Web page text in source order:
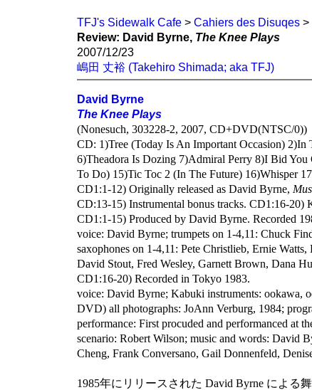
TFJ's Sidewalk Cafe> Cahiers des Disuqes>
Review: David Byrne, The Knee Plays
2007/12/23
嶋田 丈裕 (Takehiro Shimada; aka TFJ)
David Byrne
The Knee Plays
(Nonesuch, 303228-2, 2007, CD+DVD(NTSC/0))
CD: 1)Tree (Today Is An Important Occasion)
6)Theadora Is Dozing 7)Admiral Perry 8)I Bid
To Do) 15)Tic Toc 2 (In The Future) 16)Whisper
CD1:1-12) Originally released as David Byrne,
CD:13-15) Instrumental bonus tracks. CD1:16-20)
CD1:1-15) Produced by David Byrne. Recorded
voice: David Byrne; trumpets on 1-4,11: Chuck
saxophones on 1-4,11: Pete Christlieb, Ernie
David Stout, Fred Wesley, Garnett Brown, Dana
CD1:16-20) Recorded in Tokyo 1983.
voice: David Byrne; Kabuki instruments: ookawa,
DVD) all photographs: JoAnn Verburg, 1984;
performance: First procuded and performanced at
scenario: Robert Wilson; music and words: David
Cheng, Frank Conversano, Gail Donnenfeld,
1985年にリリースされた David Byrne による